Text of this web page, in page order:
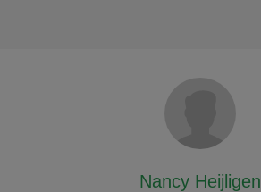
Nancy Heijligen